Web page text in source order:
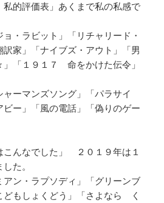
私的評価表」あくまで私の私感で
ラビット」「リチャリード・
家」「ナイブズ・アウト」「男
「１９１７ 命をかけた伝令」
マンズソング」「パラサイ
ビー」「風の電話」「偽りのゲー
こんなでした」 ２０１９年は１
た。
・ラプソディ」「グリーンブ
どもしょくどう」「さよなら く